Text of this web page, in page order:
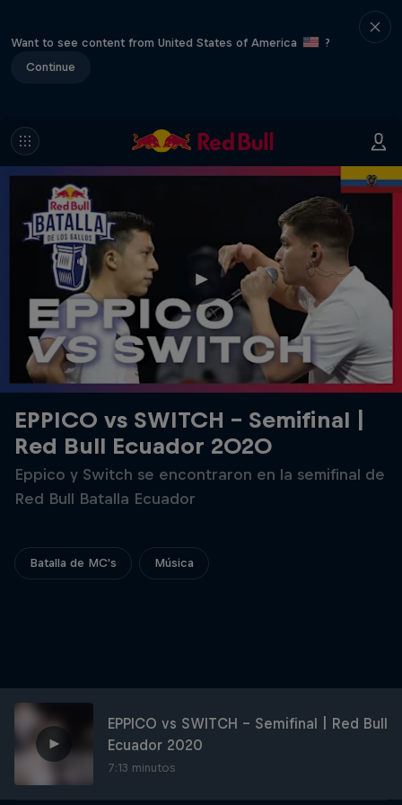
Want to see content from United States of America
?
Continue
EPPICO vs SWITCH - Semifinal |
Red Bull Ecuador 2020
Eppico y Switch se encontraron en la semifinal de
Red Bull Batalla Ecuador
Batalla de MC's Música
EPPICO vs SWITCH - Semifinal | Red Bull
Ecuador 2020
7:13 minutos